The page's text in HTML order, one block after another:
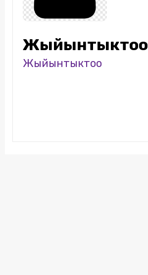
Жыйынтыктоо
Жыйынтыктоо